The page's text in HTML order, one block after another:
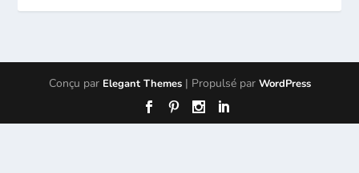
Conçu par Elegant Themes| Propulsé par WordPress